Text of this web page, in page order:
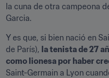
la cuna de otra campeona
Garcia.
Y es que, si bien nació en
de París), la tenista de 27
como lionesa por haber
Saint-Germain a Lyon